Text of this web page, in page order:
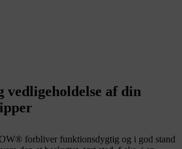
vedligeholdelse af din
forbliver funktionsdygtig og i god stand